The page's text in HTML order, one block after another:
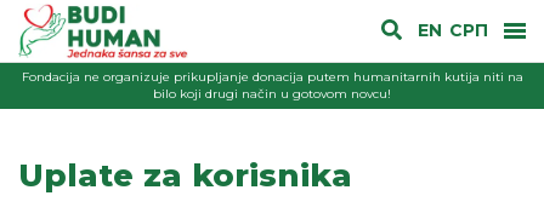
EN СРП
Fondacija ne organizuje prikupljanje donacija putem humanitarnih kutija niti na
bilo koji drugi način u gotovom novcu!
Uplate za korisnika